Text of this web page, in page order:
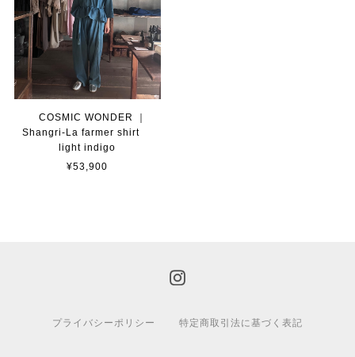
COSMIC WONDER ｜
Shangri-La farmer shirt
light indigo
¥53,900
プライバシーポリシー 特定商取引法に基づく表記